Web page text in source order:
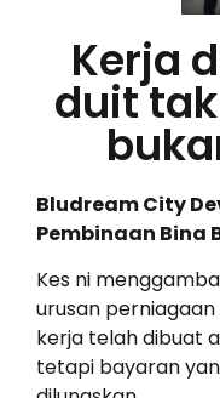
Kerja
duit
Bludream City
Pembinaan Bina
Kes ni
urusan
kerja telah dibuat
tetapi bayaran